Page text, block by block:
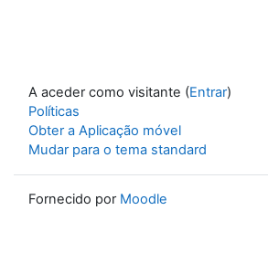
A aceder como visitante (Entrar)
Políticas
Obter a Aplicação móvel
Mudar para o tema standard
Fornecido por Moodle